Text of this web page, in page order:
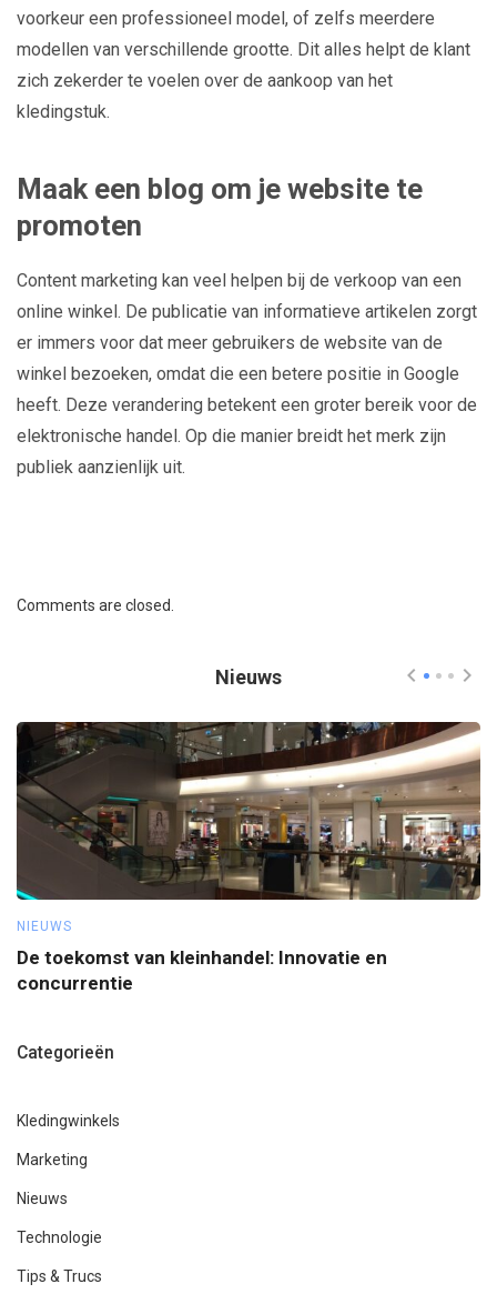
voorkeur een professioneel model, of zelfs meerdere
modellen van verschillende grootte. Dit alles helpt de klant
zich zekerder te voelen over de aankoop van het
kledingstuk.
Maak een blog om je website te
promoten
Content marketing kan veel helpen bij de verkoop van een
online winkel. De publicatie van informatieve artikelen zorgt
er immers voor dat meer gebruikers de website van de
winkel bezoeken, omdat die een betere positie in Google
heeft. Deze verandering betekent een groter bereik voor de
elektronische handel. Op die manier breidt het merk zijn
publiek aanzienlijk uit.
Comments are closed.
Nieuws
NIEUWS
De toekomst van kleinhandel: Innovatie en
concurrentie
Categorieën
Kledingwinkels
Marketing
Nieuws
Technologie
Tips & Trucs